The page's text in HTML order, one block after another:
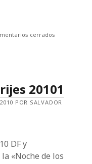
cerrados
20101
POR SALVADOR
DF y
«Noche de los